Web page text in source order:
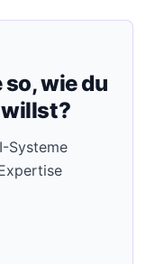
so, wie du
Systeme